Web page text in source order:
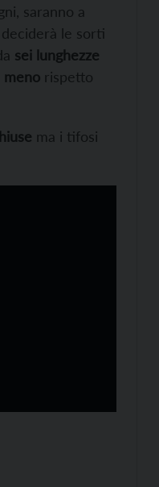
saranno a
le sorti
sei lunghezze
rispetto
ma i tifosi